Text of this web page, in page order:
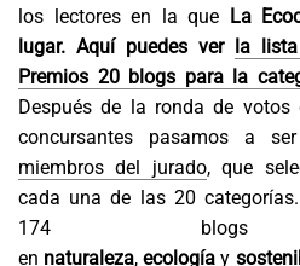
los lectores en la que
La
lugar. Aquí puedes ver
la
Premios 20 blogs para la
Después de la ronda de
concursantes pasamos a
miembros del jurado, que
cada una de las 20
174 blogs
en naturaleza,ecologíay